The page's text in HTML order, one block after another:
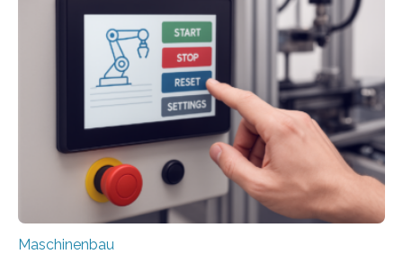
Maschinenbau